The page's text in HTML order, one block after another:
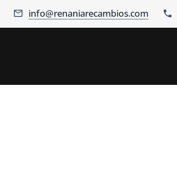
info@renaniarecambios.com